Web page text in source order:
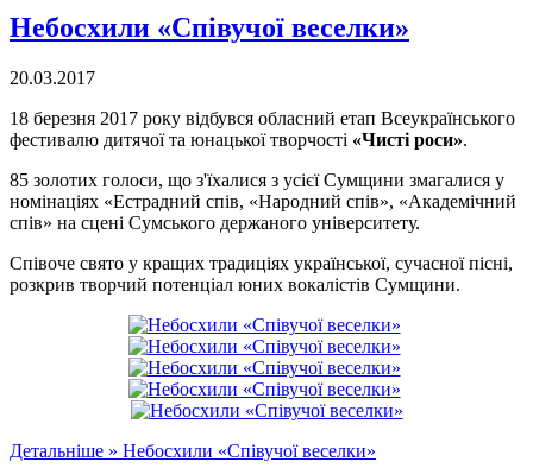
Небосхили «Співучої веселки»
20.03.2017
18 березня 2017 року відбувся обласний етап Всеукраїнського
фестивалю дитячої та юнацької творчості «Чисті роси».
85 золотих голоси, що з'їхалися з усієї Сумщини змагалися у
номінаціях «Естрадний спів, «Народний спів», «Академічний
спів» на сцені Сумського держаного університету.
Співоче свято у кращих традиціях української, сучасної пісні,
розкрив творчий потенціал юних вокалістів Сумщини.
Детальніше » Небосхили «Співучої веселки»